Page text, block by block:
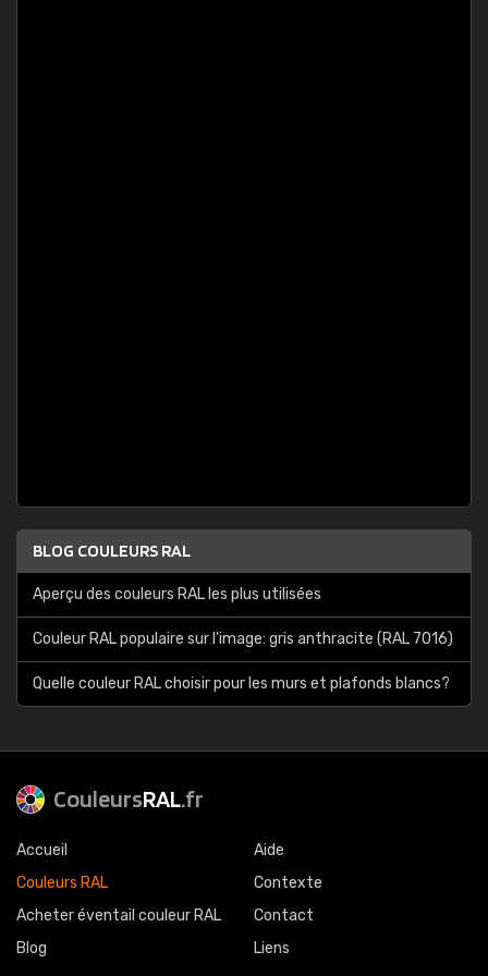
BLOG COULEURS RAL
Aperçu des couleurs RAL les plus utilisées
Couleur RAL populaire sur l'image: gris anthracite (RAL 7016)
Quelle couleur RAL choisir pour les murs et plafonds blancs?
CouleursRAL.fr
Accueil
Couleurs RAL
Acheter éventail couleur RAL
Blog
Aide
Contexte
Contact
Liens